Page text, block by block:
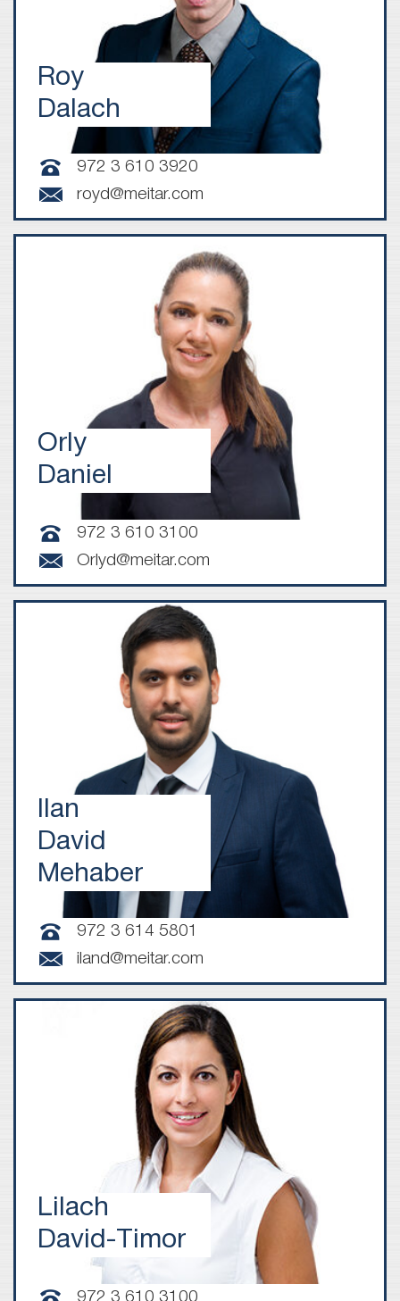
Roy
Dalach
972 3 610 3920
royd@meitar.com
Orly
Daniel
972 3 610 3100
Orlyd@meitar.com
Ilan
David
Mehaber
972 3 614 5801
iland@meitar.com
Lilach
David-Timor
972 3 610 3100